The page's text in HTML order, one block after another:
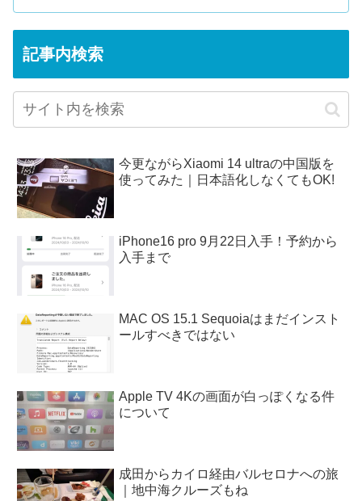
記事内検索
今更ながらXiaomi 14 ultraの中国版を
使ってみた｜日本語化しなくてもOK!
iPhone16 pro 9月22日入手！予約から
入手まで
MAC OS 15.1 Sequoiaはまだインスト
ールすべきではない
Apple TV 4Kの画面が白っぽくなる件
について
成田からカイロ経由バルセロナへの旅
｜地中海クルーズもね